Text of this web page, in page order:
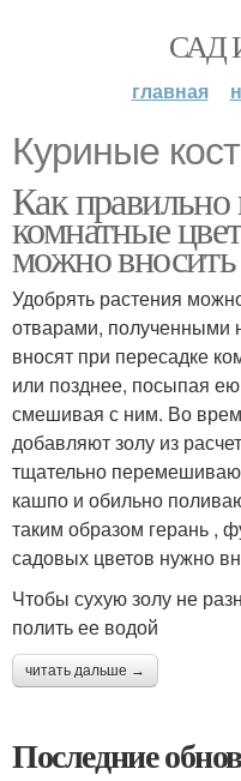
САД
главная
Куриные
Как
комнатные
можно
Удобрять растения
отварами, полученными
вносят при пересадке
или позднее, посыпая
смешивая с ним. Во
добавляют золу из
тщательно
кашпо и обильно
таким образом герань ,
садовых цветов нужно
Чтобы сухую золу не
полить ее водой
читать дальше →
Последние